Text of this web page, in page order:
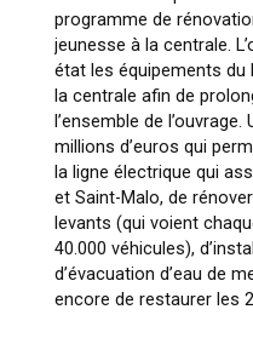
programme de
jeunesse à la centrale.
état les équipements du
la centrale afin de
l’ensemble de
millions d’euros qui
la ligne électrique qui
et Saint-Malo, de
levants (qui voient
40.000 véhicules),
d’évacuation d’eau de
encore de restaurer les